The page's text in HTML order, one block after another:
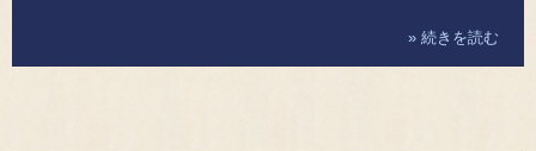
» 続きを読む